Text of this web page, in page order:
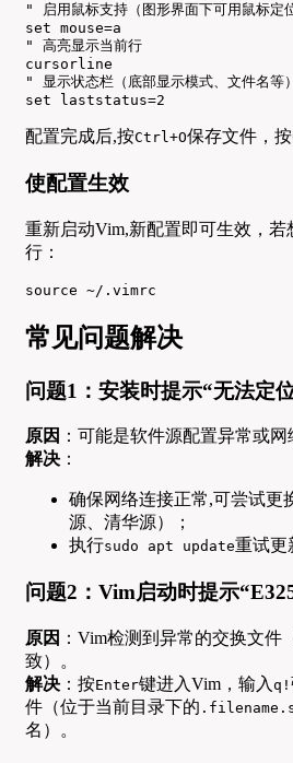
" 启用鼠标支持（图形界面下可用鼠标定位
set mouse=a
" 高亮显示当前行
cursorline
" 显示状态栏（底部显示模式、文件名等）
set laststatus=2
配置完成后,按Ctrl+O保存文件，按
使配置生效
重新启动Vim,新配置即可生效，
行：
source ~/.vimrc
常见问题解决
问题1：安装时提示“无法定
原因 ：可能是软件源配置异常或网
解决 ：
确保网络连接正常,可尝试更
源、清华源）；
执行sudo apt update重试更
问题2：Vim启动时提示
原因 ：Vim检测到异常的交换文件
致）。
解决 ：按Enter键进入Vim，输入 q!
件（位于当前目录下的
名）。